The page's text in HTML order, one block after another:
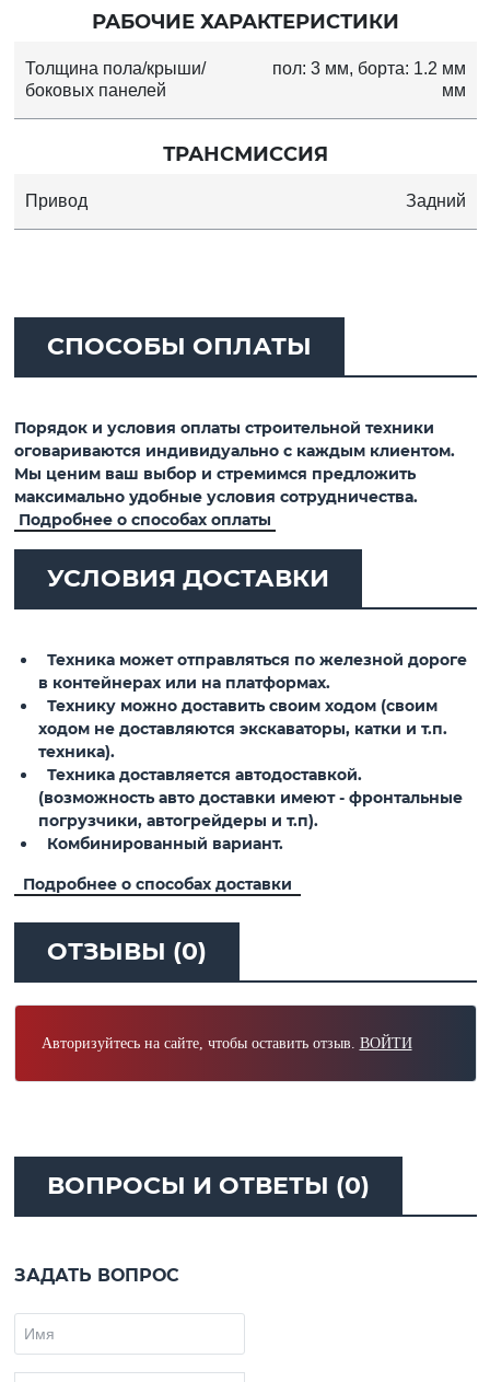
РАБОЧИЕ ХАРАКТЕРИСТИКИ
Толщина пола/крыши/
боковых панелей
пол: 3 мм, борта: 1.2 мм
мм
ТРАНСМИССИЯ
Привод Задний
СПОСОБЫ ОПЛАТЫ
Порядок и условия оплаты строительной техники
оговариваются индивидуально с каждым клиентом.
Мы ценим ваш выбор и стремимся предложить
максимально удобные условия сотрудничества.
Подробнее о способах оплаты
УСЛОВИЯ ДОСТАВКИ
Техника может отправляться по железной дороге
в контейнерах или на платформах.
Технику можно доставить своим ходом (своим
ходом не доставляются экскаваторы, катки и т.п.
техника).
Техника доставляется автодоставкой.
(возможность авто доставки имеют - фронтальные
погрузчики, автогрейдеры и т.п).
Комбинированный вариант.
Подробнее о способах доставки
ОТЗЫВЫ (0)
Авторизуйтесь на сайте, чтобы оставить отзыв. ВОЙТИ
ВОПРОСЫ И ОТВЕТЫ (0)
ЗАДАТЬ ВОПРОС